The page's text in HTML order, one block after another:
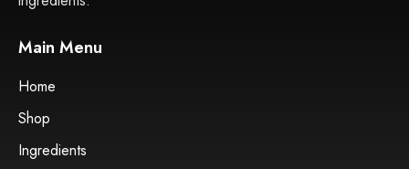
Main Menu
Home
Shop
Ingredients